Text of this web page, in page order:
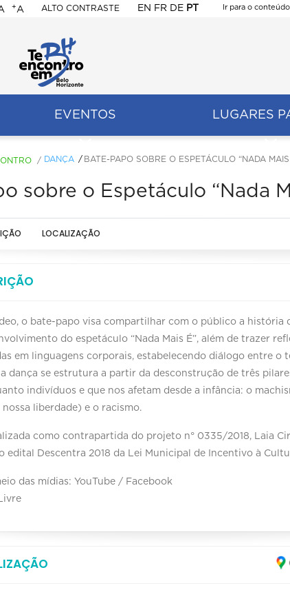
+A ALTO CONTRASTE EN FR DE PT
Ir para o conteúdo
EVENTOS LUGARES
/ DANÇA BATE-PAPO SOBRE O ESPETÁCULO “NADA MAIS
sobre o Espetáculo “Nada
LOCALIZAÇÃO
o bate-papo visa compartilhar com o público a história
do espetáculo “Nada Mais É”, além de trazer
em linguagens corporais, estabelecendo diálogo entre o
a dança se estrutura a partir da desconstrução de três
indivíduos e que nos afetam desde a infância: o
liberdade) e o racismo.
como contrapartida do projeto n° 0335/2018, Laia
edital Descentra 2018 da Lei Municipal de Incentivo à
das mídias: YouTube / Facebook